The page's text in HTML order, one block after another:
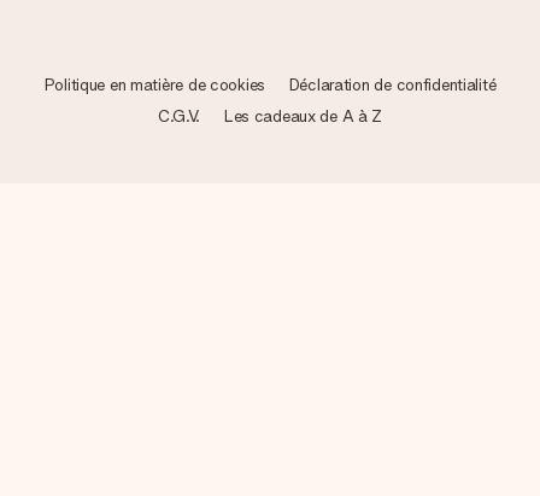
Politique en matière de cookies
Déclaration de confidentialité
C.G.V.
Les cadeaux de A à Z